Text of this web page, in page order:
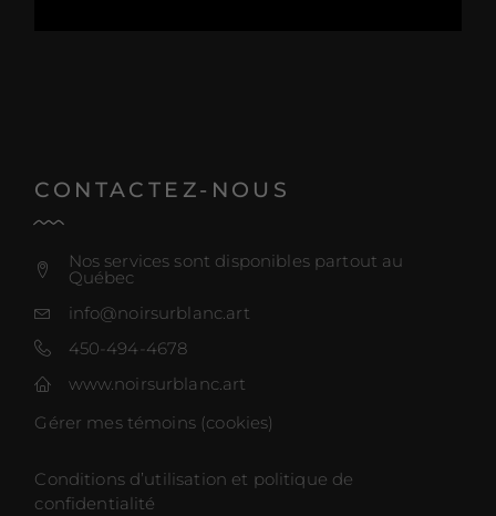
CONTACTEZ-NOUS
Nos services sont disponibles partout au
Québec
info@noirsurblanc.art
450-494-4678
www.noirsurblanc.art
Gérer mes témoins (cookies)
Conditions d’utilisation et politique de
confidentialité